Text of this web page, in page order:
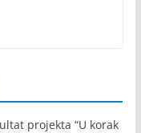
projekta “U korak